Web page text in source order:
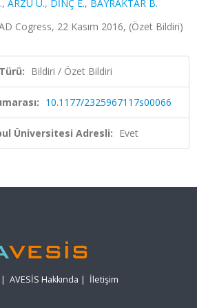
, ARZU U., DİNÇ E., BAYRAKTAR B.
Cogress, 22 Kasım 2016, (Özet Bildiri)
Bildiri / Özet Bildiri
10.1177/2325967117s00066
Üniversitesi Adresli: Evet
| AVESİS Hakkında | İletişim